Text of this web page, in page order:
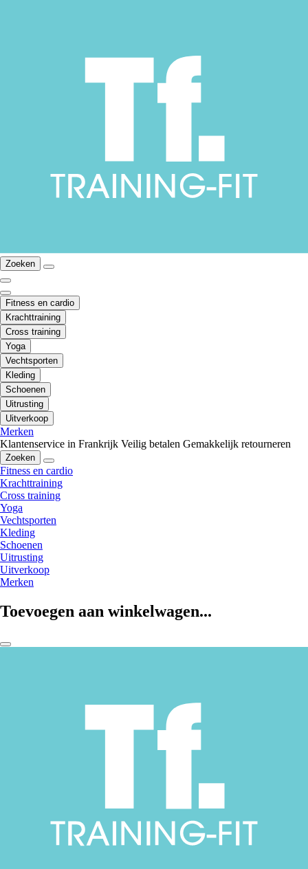
Zoeken
Fitness en cardio
Krachttraining
Cross training
Yoga
Vechtsporten
Kleding
Schoenen
Uitrusting
Uitverkoop
Merken
Klantenservice in Frankrijk Veilig betalen Gemakkelijk retourneren
Zoeken
Fitness en cardio
Krachttraining
Cross training
Yoga
Vechtsporten
Kleding
Schoenen
Uitrusting
Uitverkoop
Merken
Toevoegen aan winkelwagen...